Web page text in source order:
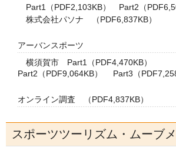
Part1（PDF2,103KB）
Part2（
株式会社パソナ
（PDF6,837KB）
アーバンスポーツ
横須賀市 Part1（PDF4,470KB）
Part2（PDF9,064KB）
Part3（
オンライン調査 （PDF4,837KB）
スポーツツーリズム・ムーブ